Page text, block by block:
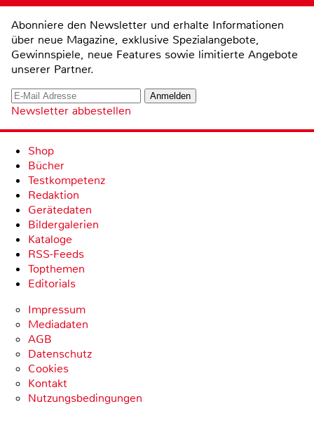
Abonniere den Newsletter und erhalte Informationen
über neue Magazine, exklusive Spezialangebote,
Gewinnspiele, neue Features sowie limitierte Angebote
unserer Partner.
Newsletter abbestellen
Shop
Bücher
Testkompetenz
Redaktion
Gerätedaten
Bildergalerien
Kataloge
RSS-Feeds
Topthemen
Editorials
Impressum
Mediadaten
AGB
Datenschutz
Cookies
Kontakt
Nutzungsbedingungen